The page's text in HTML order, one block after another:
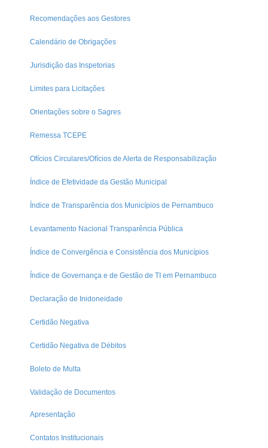
Recomendações aos Gestores
Calendário de Obrigações
Jurisdição das Inspetorias
Limites para Licitações
Orientações sobre o Sagres
Remessa TCEPE
Ofícios Circulares/Ofícios de Alerta de Responsabilização
Índice de Efetividade da Gestão Municipal
Índice de Transparência dos Municípios de Pernambuco
Levantamento Nacional Transparência Pública
Índice de Convergência e Consistência dos Municípios
Índice de Governança e de Gestão de TI em Pernambuco
Declaração de Inidoneidade
Certidão Negativa
Certidão Negativa de Débitos
Boleto de Multa
Validação de Documentos
Apresentação
Contatos Institucionais